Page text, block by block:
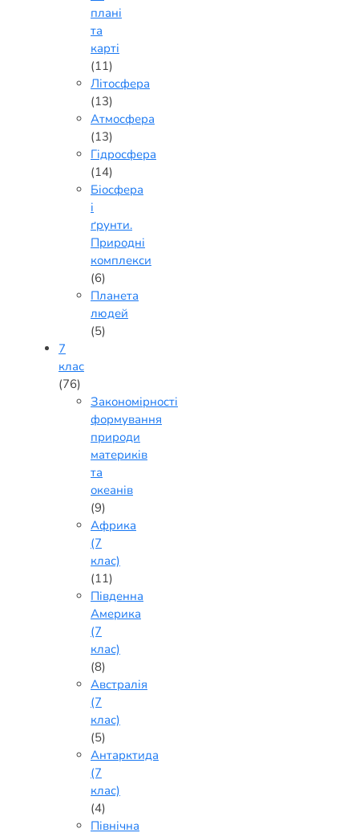
плані
та
карті
(11)
Літосфера
(13)
Атмосфера
(13)
Гідросфера
(14)
Біосфера
і
ґрунти.
Природні
комплекси
(6)
Планета
людей
(5)
7
клас
(76)
Закономірності
формування
природи
материків
та
океанів
(9)
Африка
(7
клас)
(11)
Південна
Америка
(7
клас)
(8)
Австралія
(7
клас)
(5)
Антарктида
(7
клас)
(4)
Північна